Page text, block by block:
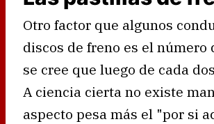
Otro factor que algunos
discos de freno es el número
se cree que luego de cada
A ciencia cierta no existe
aspecto pesa más el "por si